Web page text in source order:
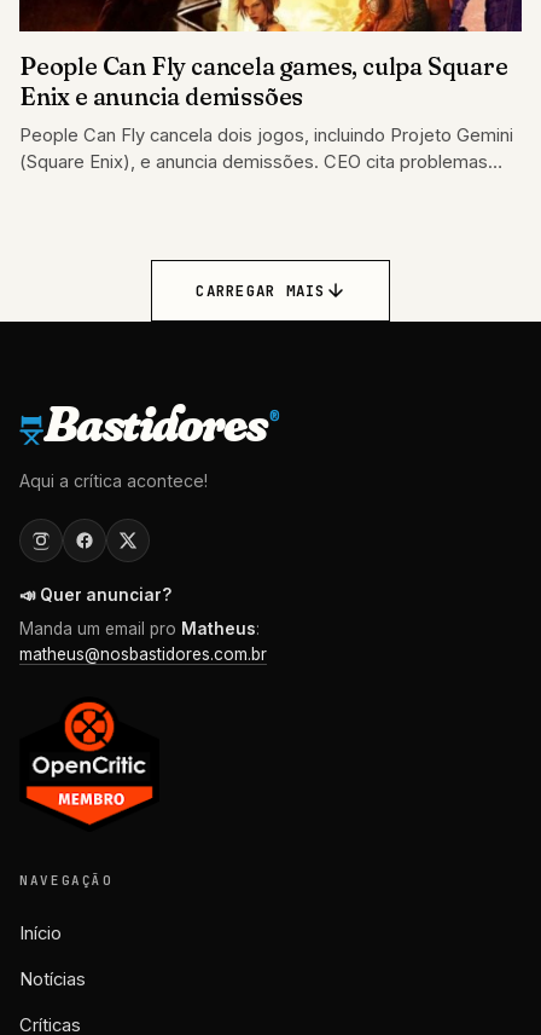
People Can Fly cancela games, culpa Square
Enix e anuncia demissões
People Can Fly cancela dois jogos, incluindo Projeto Gemini
(Square Enix), e anuncia demissões. CEO cita problemas
CARREGAR MAIS
Bastidores®
Aqui a crítica acontece!
📣 Quer anunciar?
Manda um email pro Matheus:
matheus@nosbastidores.com.br
NAVEGAÇÃO
Início
Notícias
Críticas